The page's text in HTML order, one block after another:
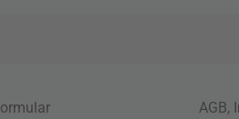
AGB,